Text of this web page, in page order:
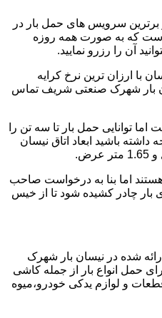
سرویس های حمل بار در
که به صورت همه روزه
آن را رزرو نمایید.
با ارزان ترین نرخ کرایه
بار شهرک صنعتی شریف تماس
ها معمولا 2 تن است اما توانایی حمل بار تا سه تن را
داشته باشید ابعاد اتاق نیسان
اما بنا به درخواست صاحب
بار چادر کشیده شود تا از خیس
شده در نیسان بار شهرک
حمل انواع بار از جمله کاشی
و لوازم یدکی خودرو،میوه